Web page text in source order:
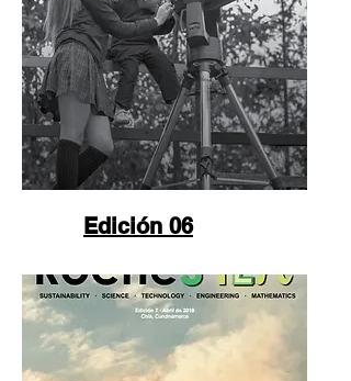
Edición 06